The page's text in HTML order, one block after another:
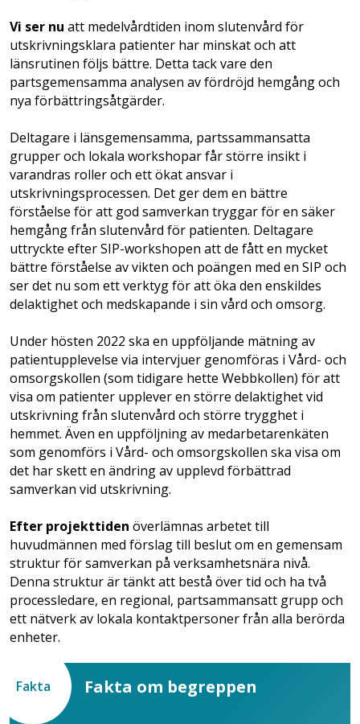
Vi ser nu att medelvårdtiden inom slutenvård för
utskrivningsklara patienter har minskat och att
länsrutinen följs bättre. Detta tack vare den
partsgemensamma analysen av fördröjd hemgång och
nya förbättringsåtgärder.
Deltagare i länsgemensamma, partssammansatta
grupper och lokala workshopar får större insikt i
varandras roller och ett ökat ansvar i
utskrivningsprocessen. Det ger dem en bättre
förståelse för att god samverkan tryggar för en säker
hemgång från slutenvård för patienten. Deltagare
uttryckte efter SIP-workshopen att de fått en mycket
bättre förståelse av vikten och poängen med en SIP och
ser det nu som ett verktyg för att öka den enskildes
delaktighet och medskapande i sin vård och omsorg.
Under hösten 2022 ska en uppföljande mätning av
patientupplevelse via intervjuer genomföras i Vård- och
omsorgskollen (som tidigare hette Webbkollen) för att
visa om patienter upplever en större delaktighet vid
utskrivning från slutenvård och större trygghet i
hemmet. Även en uppföljning av medarbetarenkäten
som genomförs i Vård- och omsorgskollen ska visa om
det har skett en ändring av upplevd förbättrad
samverkan vid utskrivning.
Efter projekttiden överlämnas arbetet till
huvudmännen med förslag till beslut om en gemensam
struktur för samverkan på verksamhetsnära nivå.
Denna struktur är tänkt att bestå över tid och ha två
processledare, en regional, partsammansatt grupp och
ett nätverk av lokala kontaktpersoner från alla berörda
enheter.
Fakta Fakta om begreppen